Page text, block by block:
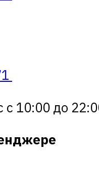
10:00 до